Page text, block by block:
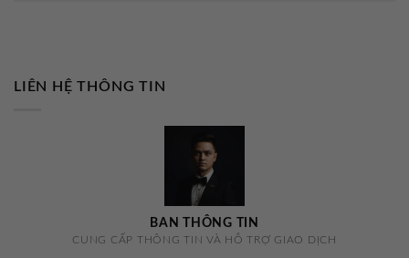
LIÊN HỆ THÔNG TIN
BAN THÔNG TIN
CUNG CẤP THÔNG TIN VÀ HỖ TRỢ GIAO DỊCH